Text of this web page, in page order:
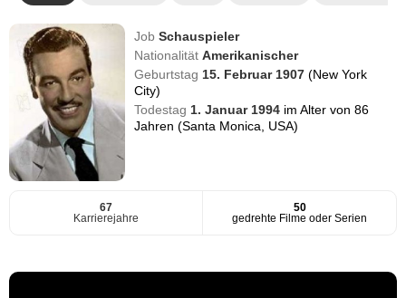
JobSchauspieler
NationalitätAmerikanischer
Geburtstag 15. Februar 1907(New York
City)
Todestag 1. Januar 1994 im Alter von 86
Jahren (Santa Monica, USA)
67
Karrierejahre
50
gedrehte Filme oder Serien